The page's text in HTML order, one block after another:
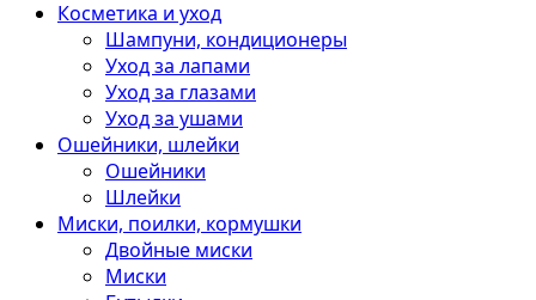
Косметика и уход
Шампуни, кондиционеры
Уход за лапами
Уход за глазами
Уход за ушами
Ошейники, шлейки
Ошейники
Шлейки
Миски, поилки, кормушки
Двойные миски
Миски